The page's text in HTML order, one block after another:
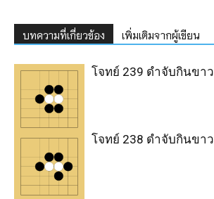
บทความที่เกี่ยวข้อง เพิ่มเติมจากผู้เขียน
โจทย์ 239 ดำจับกินขาว
โจทย์ 238 ดำจับกินขาว